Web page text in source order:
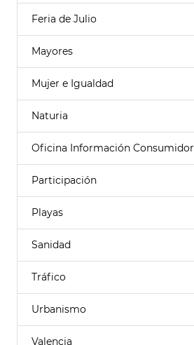
Feria de Julio
Mayores
Mujer e Igualdad
Naturia
Oficina Información Consumidor
Participación
Playas
Sanidad
Tráfico
Urbanismo
Valencia